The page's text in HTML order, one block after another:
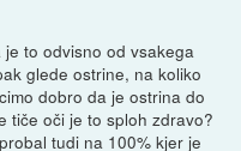
to odvisno od vsakega
glede ostrine, na koliko
dobro da je ostrina do
tiče oči je to sploh zdravo?
tudi na 100% kjer je